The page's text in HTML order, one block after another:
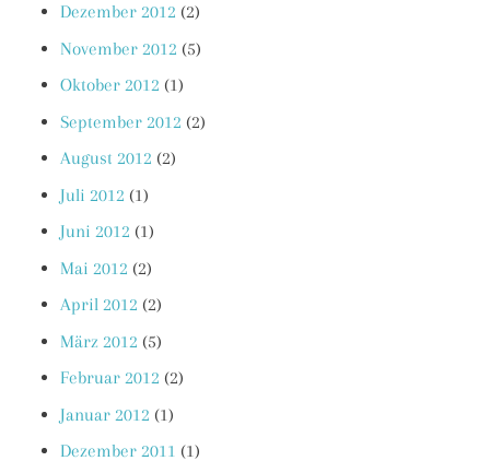
Dezember 2012 (2)
November 2012 (5)
Oktober 2012 (1)
September 2012 (2)
August 2012 (2)
Juli 2012 (1)
Juni 2012 (1)
Mai 2012 (2)
April 2012 (2)
März 2012 (5)
Februar 2012 (2)
Januar 2012 (1)
Dezember 2011 (1)